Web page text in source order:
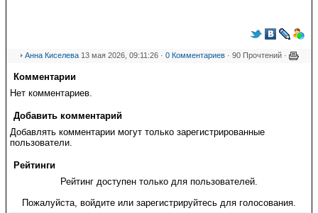
Анна Киселева13 мая 2026, 09:11:26 · 0 Комментариев· 90 Прочтений ·
Комментарии
Нет комментариев.
Добавить комментарий
Добавлять комментарии могут только зарегистрированные
пользователи.
Рейтинги
Рейтинг доступен только для пользователей.
Пожалуйста, войдите или зарегистрируйтесь для голосования.